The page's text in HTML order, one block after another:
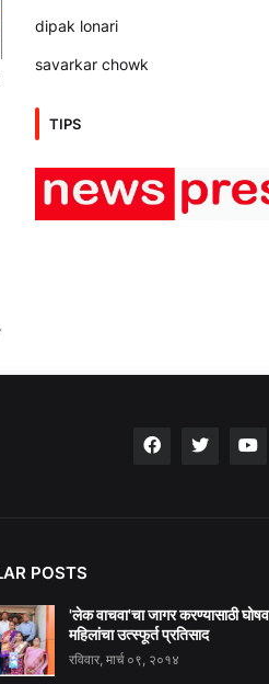
dipak lonari
savarkar chowk
TIPS
POSTS
'लेक वाचवा'चा जागर करण्यासाठी
महिलांचा उत्स्फूर्त प्रतिसाद
रविवार, मार्च ०९, २०१४